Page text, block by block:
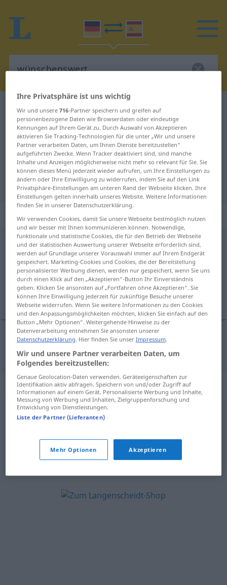
Deutsch-Spanisch Wörterbuch wünschenswert
Deutsch-Spanisch Übersetzung für
"wünschenswert"
"wünschenswert" Spanisch
Übersetzung
„wünschenswert“: Adjektiv
wünschenswertadj
Übersicht aller Übersetzungen
(Für mehr Details die Übersetzung anklicken/antippen)
deseable
deseable wünschenswert
Synonyme für "wünschenswert"
erwünscht,begehrenswert
© OpenThesaurus.de
Ihre Privatsphäre ist uns wichtig
Wir und unsere716-Partner speichern und greifen auf
personenbezogene Daten wie Browserdaten oder eindeutige
Kennungen auf Ihrem Gerät zu. Durch Auswahl von Akzeptieren
aktivieren Sie Tracking-Technologien für die unter „Wir und unsere
Partner verarbeiten Daten, um Ihnen Dienste bereitzustellen“
aufgeführten Zwecke. Wenn Tracker deaktiviert sind, sind manche
Inhalte und Anzeigen möglicherweise nicht mehr so relevant für Sie. Sie
können dieses Menü jederzeit wieder aufrufen, um Ihre Einstellungen zu
ändern oder Ihre Einwilligung zu widerrufen, indem Sie auf den Link
Privatsphäre-Einstellungen am unteren Rand der Webseite klicken. Ihre
Einstellungen gelten innerhalb unseres Website. Weitere Informationen
finden Sie in unserer Datenschutzerklärung.
Wir verwenden Cookies, damit Sie unsere Webseite bestmöglich nutzen
und wir besser mit Ihnen kommunizieren können. Notwendige,
funktionale und statistische Cookies, die für den Betrieb der Webseite
und der statistischen Auswertung unserer Webseite erforderlich sind,
werden auf Grundlage unserer Vorauswahl immer auf Ihrem Endgerät
gespeichert. Marketing-Cookies und Cookies, die der Bereitstellung
personalisierter Werbung dienen, werden nur gespeichert, wenn Sie uns
durch einen Klick auf den „Akzeptieren“-Button Ihr Einverständnis
geben. Klicken Sie ansonsten auf „Fortfahren ohne Akzeptieren“. Sie
können Ihre Einwilligung jederzeit für zukünftige Besuche unserer
Webseite widerrufen. Wenn Sie weitere Informationen zu den Cookies
und den Anpassungsmöglichkeiten möchten, klicken Sie einfach auf den
Button „Mehr Optionen“. Weitergehende Hinweise zu der
Datenverarbeitung entnehmen Sie ansonsten unserer
Datenschutzerklärung. Hier finden Sie unserImpressum.
Wir und unsere Partner verarbeiten Daten, um
Folgendes bereitzustellen:
Genaue Geolocation-Daten verwenden. Geräteeigenschaften zur
Identifikation aktiv abfragen. Speichern von und/oder Zugriff auf
Informationen auf einem Gerät. Personalisierte Werbung und Inhalte,
Messung von Werbung und Inhalten, Zielgruppenforschung und
Entwicklung von Dienstleistungen.
Liste der Partner (Lieferanten)
Mehr Optionen Akzeptieren